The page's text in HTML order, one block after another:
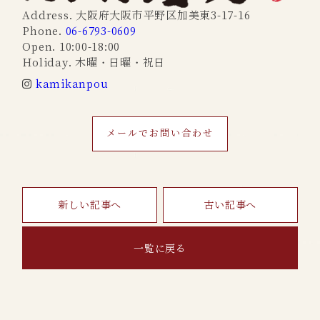
Address. 大阪府大阪市平野区加美東3-17-16
Phone. 06-6793-0609
Open. 10:00-18:00
Holiday. 木曜・日曜・祝日
kamikanpou
メールでお問い合わせ
新しい記事へ 古い記事へ
一覧に戻る